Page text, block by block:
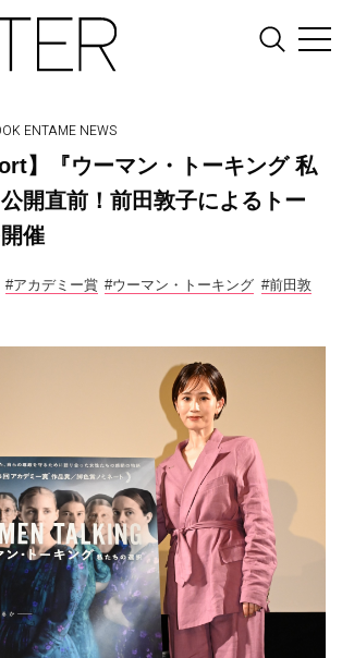
ENTAME NEWS
】『ウーマン・トーキング 私
開直前！前田敦子によるトー
催
#アカデミー賞 #ウーマン・トーキング #前田敦